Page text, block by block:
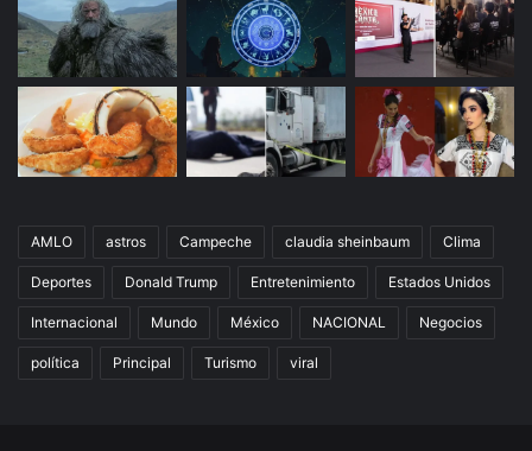
AMLO astros Campeche claudia sheinbaum Clima
Deportes Donald Trump Entretenimiento Estados Unidos
Internacional Mundo México NACIONAL Negocios
política Principal Turismo viral